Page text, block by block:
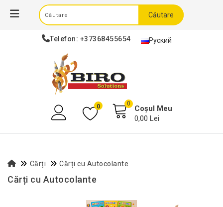
Telefon: +37368455654 Руский
Căutare
0 0
Coșul Meu
0,00 Lei
Cărți Cărți cu Autocolante
Cărți cu Autocolante